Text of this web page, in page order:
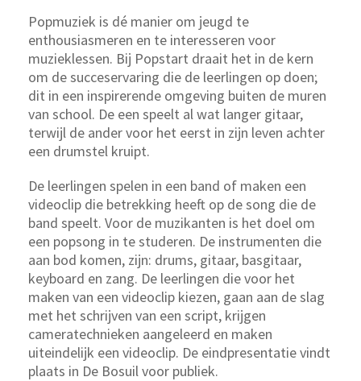
Popmuziek is dé manier om jeugd te
enthousiasmeren en te interesseren voor
muzieklessen. Bij Popstart draait het in de kern
om de succeservaring die de leerlingen op doen;
dit in een inspirerende omgeving buiten de muren
van school. De een speelt al wat langer gitaar,
terwijl de ander voor het eerst in zijn leven achter
een drumstel kruipt.
De leerlingen spelen in een band of maken een
videoclip die betrekking heeft op de song die de
band speelt. Voor de muzikanten is het doel om
een popsong in te studeren. De instrumenten die
aan bod komen, zijn: drums, gitaar, basgitaar,
keyboard en zang. De leerlingen die voor het
maken van een videoclip kiezen, gaan aan de slag
met het schrijven van een script, krijgen
cameratechnieken aangeleerd en maken
uiteindelijk een videoclip. De eindpresentatie vindt
plaats in De Bosuil voor publiek.